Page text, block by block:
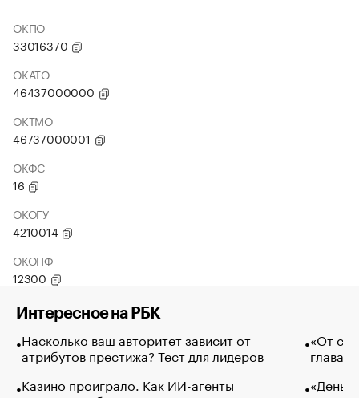
ОКПО
33016370
ОКАТО
46437000000
ОКТМО
46737000001
ОКФС
16
ОКОГУ
4210014
ОКОПФ
12300
Интересное на РБК
Насколько ваш авторитет зависит от
атрибутов престижа? Тест для лидеров
Казино проиграло. Как ИИ-агенты
«От
глава